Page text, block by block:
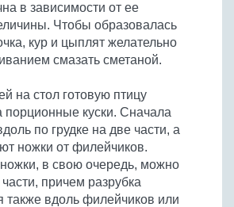
в зависимости от ее
Чтобы образовалась
кур и цыплят желательно
смазать сметаной.
на стол готовую птицу
порционные куски. Сначала
по грудке на две части, а
ножки от филейчиков.
в свою очередь, можно
причем разрубка
также вдоль филейчиков или